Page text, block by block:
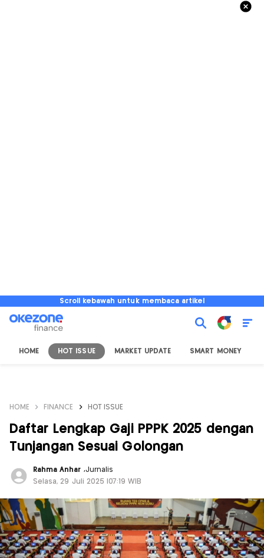
Scroll kebawah untuk membaca artikel
HOME HOT ISSUE MARKET UPDATE SMART MONEY
HOME FINANCE HOT ISSUE
Daftar Lengkap Gaji PPPK 2025 dengan
Tunjangan Sesuai Golongan
Rahma Anhar ,Jurnalis
Selasa, 29 Juli 2025 |07:19 WIB